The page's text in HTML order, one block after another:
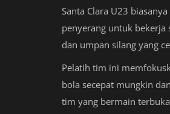
Santa Clara U23
penyerang untuk bekerja
dan umpan silang yang
Pelatih tim ini
bola secepat mungkin
tim yang bermain